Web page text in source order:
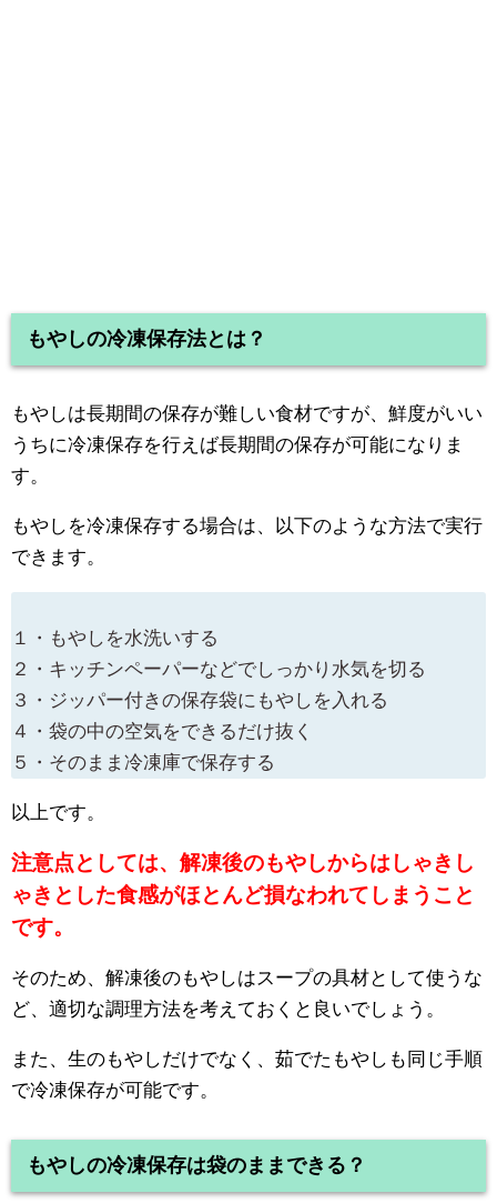
もやしの冷凍保存法とは？
もやしは長期間の保存が難しい食材ですが、鮮度がいい
うちに冷凍保存を行えば長期間の保存が可能になりま
す。
もやしを冷凍保存する場合は、以下のような方法で実行
できます。
１・もやしを水洗いする
２・キッチンペーパーなどでしっかり水気を切る
３・ジッパー付きの保存袋にもやしを入れる
４・袋の中の空気をできるだけ抜く
５・そのまま冷凍庫で保存する
以上です。
注意点としては、解凍後のもやしからはしゃきし
ゃきとした食感がほとんど損なわれてしまうこと
です。
そのため、解凍後のもやしはスープの具材として使うな
ど、適切な調理方法を考えておくと良いでしょう。
また、生のもやしだけでなく、茹でたもやしも同じ手順
で冷凍保存が可能です。
もやしの冷凍保存は袋のままできる？